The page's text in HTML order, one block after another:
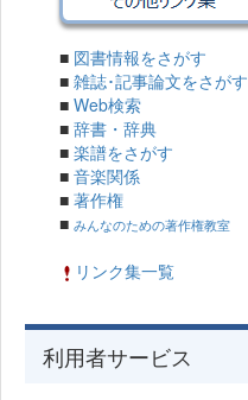
■ 図書情報をさがす
■ 雑誌･記事論文をさがす
■ Web検索
■ 辞書・辞典
■ 楽譜をさがす
■ 音楽関係
■ 著作権
■ みんなのための著作権教室
リンク集一覧
利用者サービス